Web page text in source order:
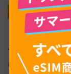
チャイ（ト
トルコは世界有
世界トップクラ
は渋みが少なく